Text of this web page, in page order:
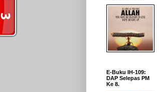
E-Buku IH-109:
DAP Selepas PM
Ke 8.